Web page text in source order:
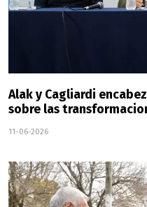
Alak y Cagliardi
sobre las
11-06-2026